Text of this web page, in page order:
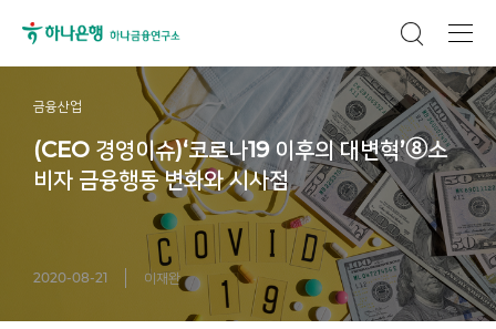
금융산업
(CEO 경영이슈)‘코로나19 이후의 대변혁’⑧소
비자 금융행동 변화와 시사점
2020-08-21 이재완